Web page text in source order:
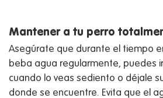
Mantener a tu perro
Asegúrate que durante el tiempo
beba agua regularmente, puedes
cuando lo veas sediento o déjale
donde se encuentre. Evita que el